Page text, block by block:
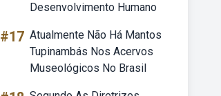
Desenvolvimento Humano
#17 Atualmente Não Há Mantos
Tupinambás Nos Acervos
Museológicos No Brasil